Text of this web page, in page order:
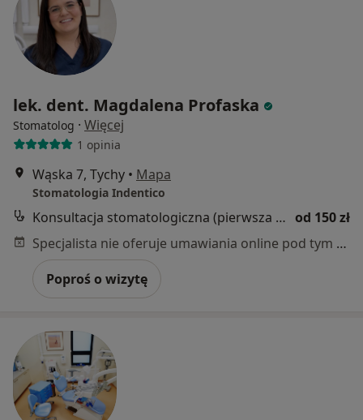
lek. dent. Magdalena Profaska
Stomatolog · Więcej
1 opinia
Wąska 7, Tychy • Mapa
Stomatologia Indentico
Konsultacja stomatologiczna (pierwsza wizyta) od 150 zł
Specjalista nie oferuje umawiania online pod tym adresem.
Poproś o wizytę